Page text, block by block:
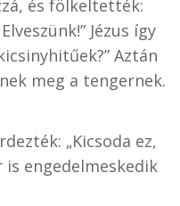
és fölkeltették:
Jézus így
Aztán
meg a tengernek.
„Kicsoda ez,
is engedelmeskedik